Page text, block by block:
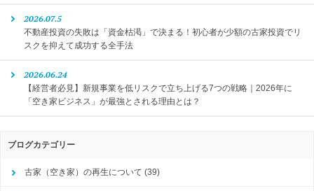
2026.07.5
不動産投資の失敗は「資金枯渇」で決まる！初心者が少額の古家投資でリ
スクを抑えて成功する全手法
2026.06.24
【経営者必見】新規事業を低リスクで立ち上げる7つの戦略｜2026年に
「空き家ビジネス」が最強とされる理由とは？
ブログカテゴリー
古家（空き家）の再生について (39)